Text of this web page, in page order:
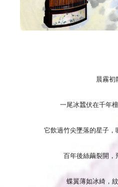
晨霧初
一尾冰蠶伏在千年
它飲過竹尖墜落的星子
百年後絲繭裂開，
蝶翼薄如冰綺，